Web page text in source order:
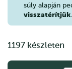
súly alapján
visszatérítjük
1197 készleten